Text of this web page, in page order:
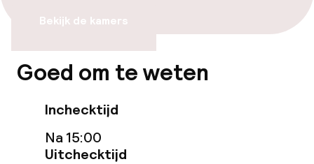
Restaurant
Eet- en drinkdiensten
Ontbijtbuffet
Bekijk de kamers
Goed om te weten
Inchecktijd
Na 15:00
Uitchecktijd